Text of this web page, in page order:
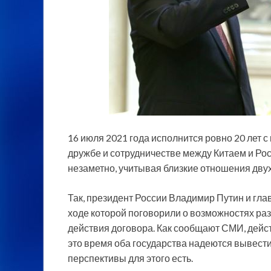
16 июля 2021 года исполнится ровно 20 лет
дружбе и сотрудничестве между Китаем и
незаметно, учитывая близкие отношения
Так, президент России Владимир Путин и
ходе которой поговорили о возможностях
действия договора. Как сообщают СМИ,
это время оба государства надеются
перспективы для этого есть.